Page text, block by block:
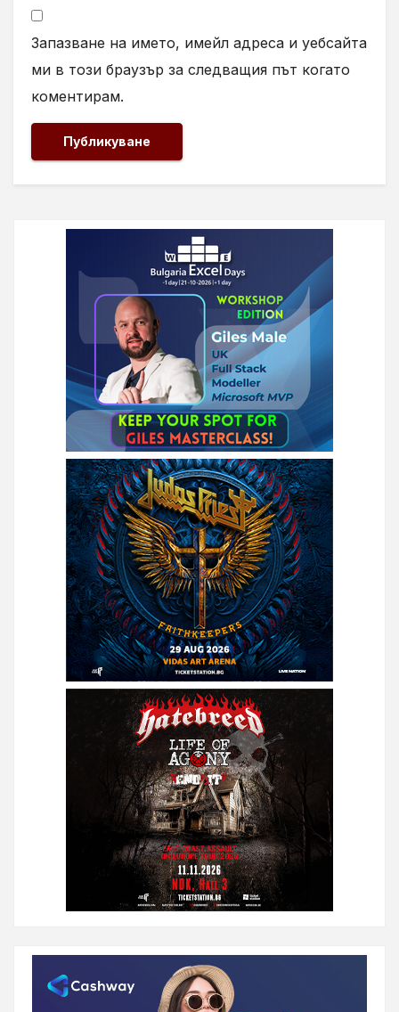
Запазване на името, имейл адреса и уебсайта
ми в този браузър за следващия път когато
коментирам.